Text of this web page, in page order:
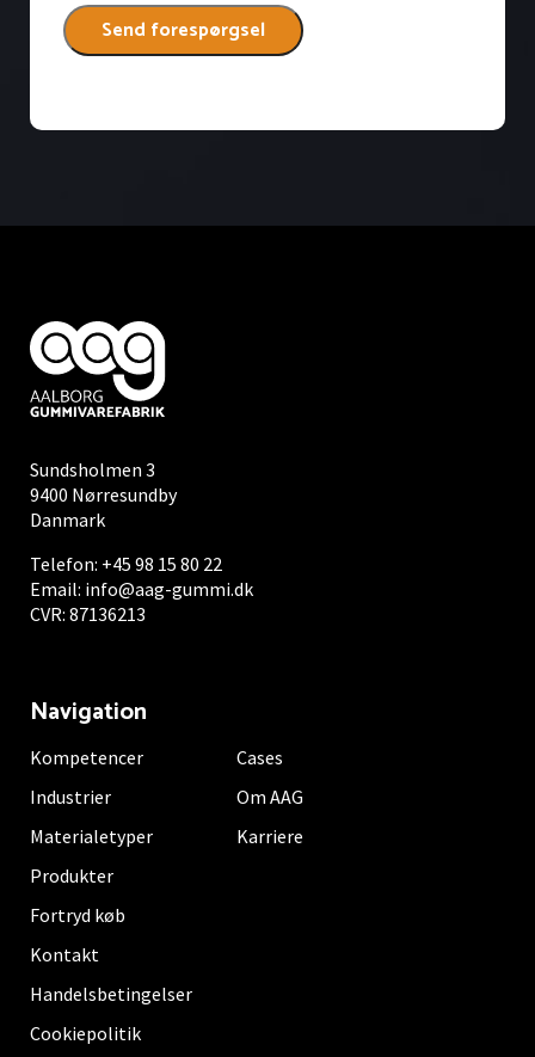
Sundsholmen 3
9400 Nørresundby
Danmark
Telefon: +45 98 15 80 22
Email: info@aag-gummi.dk
CVR: 87136213
Navigation
Kompetencer
Industrier
Materialetyper
Produkter
Fortryd køb
Cases
Om AAG
Karriere
Kontakt
Handelsbetingelser
Cookiepolitik